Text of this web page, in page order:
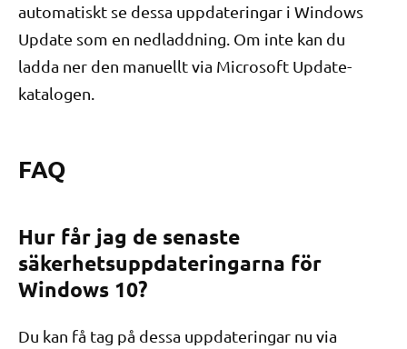
automatiskt se dessa uppdateringar i Windows
Update som en nedladdning. Om inte kan du
ladda ner den manuellt via Microsoft Update-
katalogen.
FAQ
Hur får jag de senaste
säkerhetsuppdateringarna för
Windows 10?
Du kan få tag på dessa uppdateringar nu via